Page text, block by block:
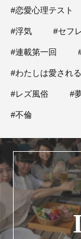
#恋愛心理テスト
#浮気 #セフ
#連載第一回
#わたしは愛され
#レズ風俗 #
#不倫